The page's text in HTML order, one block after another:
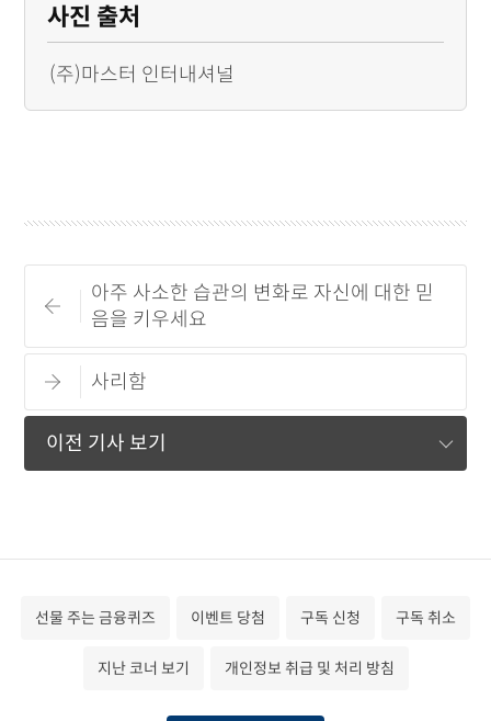
사진 출처
(주)마스터 인터내셔널
아주 사소한 습관의 변화로 자신에 대한 믿
음을 키우세요
사리함
이전 기사 보기
선물 주는 금융퀴즈 이벤트 당첨 구독 신청 구독 취소
지난 코너 보기 개인정보 취급 및 처리 방침